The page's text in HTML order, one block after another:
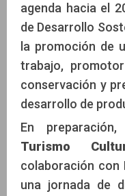
agenda hacia el
de Desarrollo
la promoción de
trabajo,
conservación y
desarrollo de
En
Turismo
colaboración con
una jornada de